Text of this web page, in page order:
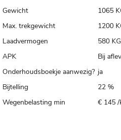
Gewicht
1065
Max. trekgewicht
1200
Laadvermogen
580 KG
APK
Bij
Onderhoudsboekje aanwezig? ja
Bijtelling
22 %
Wegenbelasting min
€ 145